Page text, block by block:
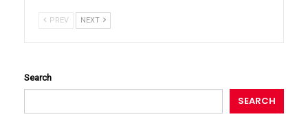
PREV NEXT
Search
SEARCH